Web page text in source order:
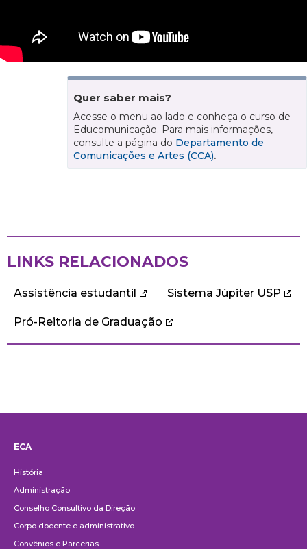
Quer saber mais?
Acesse o menu ao lado e conheça o curso de
Educomunicação. Para mais informações,
consulte a página do Departamento de
Comunicações e Artes (CCA).
LINKS RELACIONADOS
Assistência estudantil Sistema Júpiter USP
Pró-Reitoria de Graduação
ECA
História
Administração
Conselho Consultivo da Direção
Corpo docente e administrativo
Convênios e Parcerias